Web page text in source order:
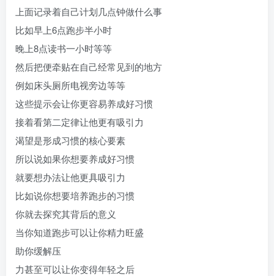
上面记录着自己计划几点钟做什么事
比如早上6点跑步半小时
晚上8点读书一小时等等
然后把便牵贴在自己经常见到的地方
例如床头厕所电视旁边等等
这些提示会让你更容易养成好习惯
接着看第二定律让他更有吸引力
渴望是形成习惯的核心要素
所以说如果你想要养成好习惯
就要想办法让他更具吸引力
比如说你想要培养跑步的习惯
你就去探究其背后的意义
当你知道跑步可以让你精力旺盛
助你缓解压
力甚至可以让你变得年轻之后